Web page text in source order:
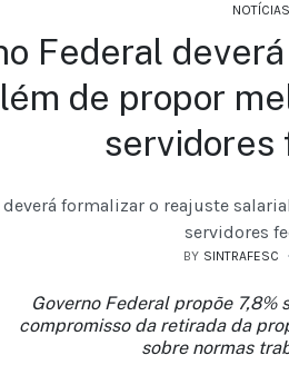
NOTÍCIAS
Federal
de propor
servidores
deverá formalizar o reajuste
servidores
BY SINTRAFESC
Governo Federal propõe
compromisso da retirada da
sobre normas